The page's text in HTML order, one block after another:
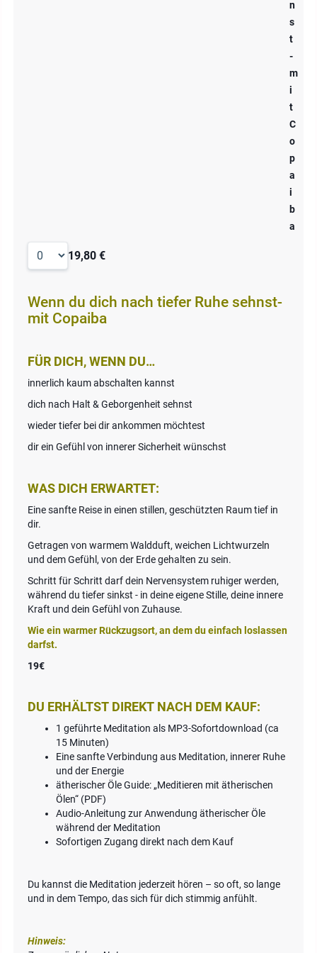
n
s
t
-
m
i
t
C
o
p
a
i
b
a
19,80 €
Wenn du dich nach tiefer Ruhe sehnst-
mit Copaiba
FÜR DICH, WENN DU…
innerlich kaum abschalten kannst
dich nach Halt & Geborgenheit sehnst
wieder tiefer bei dir ankommen möchtest
dir ein Gefühl von innerer Sicherheit wünschst
WAS DICH ERWARTET:
Eine sanfte Reise in einen stillen, geschützten Raum tief in
dir.
Getragen von warmem Waldduft, weichen Lichtwurzeln
und dem Gefühl, von der Erde gehalten zu sein.
Schritt für Schritt darf dein Nervensystem ruhiger werden,
während du tiefer sinkst - in deine eigene Stille, deine innere
Kraft und dein Gefühl von Zuhause.
Wie ein warmer Rückzugsort, an dem du einfach loslassen
darfst.
19€
DU ERHÄLTST DIREKT NACH DEM KAUF:
1 geführte Meditation als MP3-Sofortdownload (ca
15 Minuten)
Eine sanfte Verbindung aus Meditation, innerer Ruhe
und der Energie
ätherischer Öle Guide: „Meditieren mit ätherischen
Ölen“ (PDF)
Audio-Anleitung zur Anwendung ätherischer Öle
während der Meditation
Sofortigen Zugang direkt nach dem Kauf
Du kannst die Meditation jederzeit hören – so oft, so lange
und in dem Tempo, das sich für dich stimmig anfühlt.
Hinweis: